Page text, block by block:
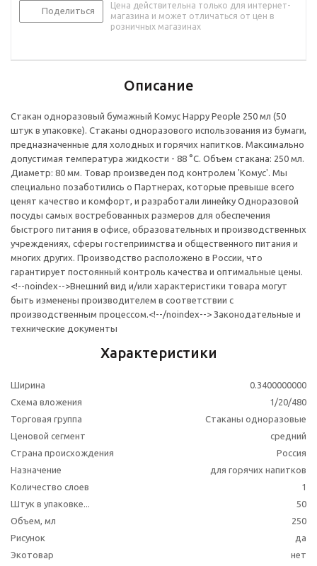
Поделиться
Цена действительна только для интернет-
магазина и может отличаться от цен в
розничных магазинах
Описание
Стакан одноразовый бумажный Комус Happy People 250 мл (50
штук в упаковке). Стаканы одноразового использования из бумаги,
предназначенные для холодных и горячих напитков. Максимально
допустимая температура жидкости - 88 °С. Объем стакана: 250 мл.
Диаметр: 80 мм. Товар произведен под контролем 'Комус'. Мы
специально позаботились о Партнерах, которые превыше всего
ценят качество и комфорт, и разработали линейку Одноразовой
посуды самых востребованных размеров для обеспечения
быстрого питания в офисе, образовательных и производственных
учреждениях, сферы гостеприимства и общественного питания и
многих других. Производство расположено в России, что
гарантирует постоянный контроль качества и оптимальные цены.
<!--noindex-->Внешний вид и/или характеристики товара могут
быть изменены производителем в соответствии с
производственным процессом.<!--/noindex--> Законодательные и
технические документы
Характеристики
Ширина
0.3400000000
Схема вложения
1/20/480
Торговая группа
Стаканы одноразовые
Ценовой сегмент
средний
Страна происхождения
Россия
Назначение
для горячих напитков
Количество слоев
1
Штук в упаковке...
50
Объем, мл
250
Рисунок
да
Экотовар
нет